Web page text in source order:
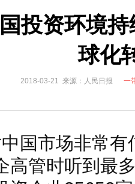
污染防治，打造清洁型绿色工业
小镇 构筑电动汽车生态圈 新
湖北竹
投资环境
球化
2018-03-21 来源：人民日报 一
中国市场非常
高管时听到最